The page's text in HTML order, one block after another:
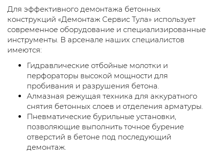
Для эффективного демонтажа бетонных
конструкций «Демонтаж Сервис Тула» использует
современное оборудование и специализированные
инструменты. В арсенале наших специалистов
имеются:
Гидравлические отбойные молотки и
перфораторы высокой мощности для
пробивания и разрушения бетона.
Алмазная режущая техника для аккуратного
снятия бетонных слоев и отделения арматуры.
Пневматические бурильные установки,
позволяющие выполнить точное бурение
отверстий в бетоне под последующий
демонтаж.